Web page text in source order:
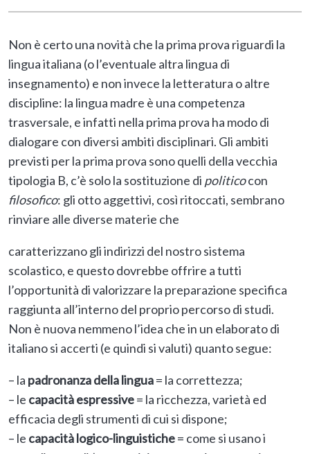
Non è certo una novità che la prima prova riguardi la
lingua italiana (o l’eventuale altra lingua di
insegnamento) e non invece la letteratura o altre
discipline: la lingua madre è una competenza
trasversale, e infatti nella prima prova ha modo di
dialogare con diversi ambiti disciplinari. Gli ambiti
previsti per la prima prova sono quelli della vecchia
tipologia B, c’è solo la sostituzione di politicocon
filosofico: gli otto aggettivi, così ritoccati, sembrano
rinviare alle diverse materie che
caratterizzano gli indirizzi del nostro sistema
scolastico, e questo dovrebbe offrire a tutti
l’opportunità di valorizzare la preparazione specifica
raggiunta all’interno del proprio percorso di studi.
Non è nuova nemmeno l’idea che in un elaborato di
italiano si accerti (e quindi si valuti) quanto segue:
– la padronanza della lingua= la correttezza;
– le capacità espressive= la ricchezza, varietà ed
efficacia degli strumenti di cui si dispone;
– le capacità logico-linguistiche= come si usano i